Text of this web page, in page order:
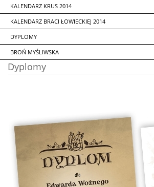
KALENDARZ KRUS 2014
KALENDARZ BRACI ŁOWIECKIEJ 2014
DYPLOMY
BROŃ MYŚLIWSKA
Dyplomy